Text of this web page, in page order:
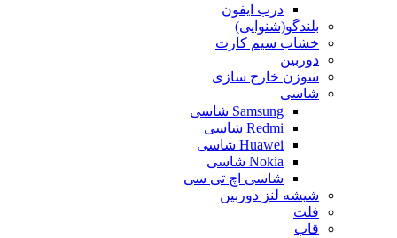
درب ایفون
بلندگو(شنوایی)
خشاب سیم کارت
دوربین
سوزن خارج سازی
شاسی
Samsung شاسی
Redmi شاسی
Huawei شاسی
Nokia شاسی
شاسی اچ تی سی
شیشه لنز دوربین
فلت
قاب